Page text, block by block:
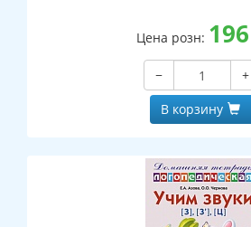
Цена розн: 196
−
+
В корзину